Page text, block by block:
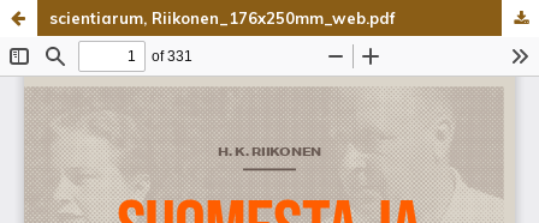
scientiarum, Riikonen_176x250mm_web.pdf